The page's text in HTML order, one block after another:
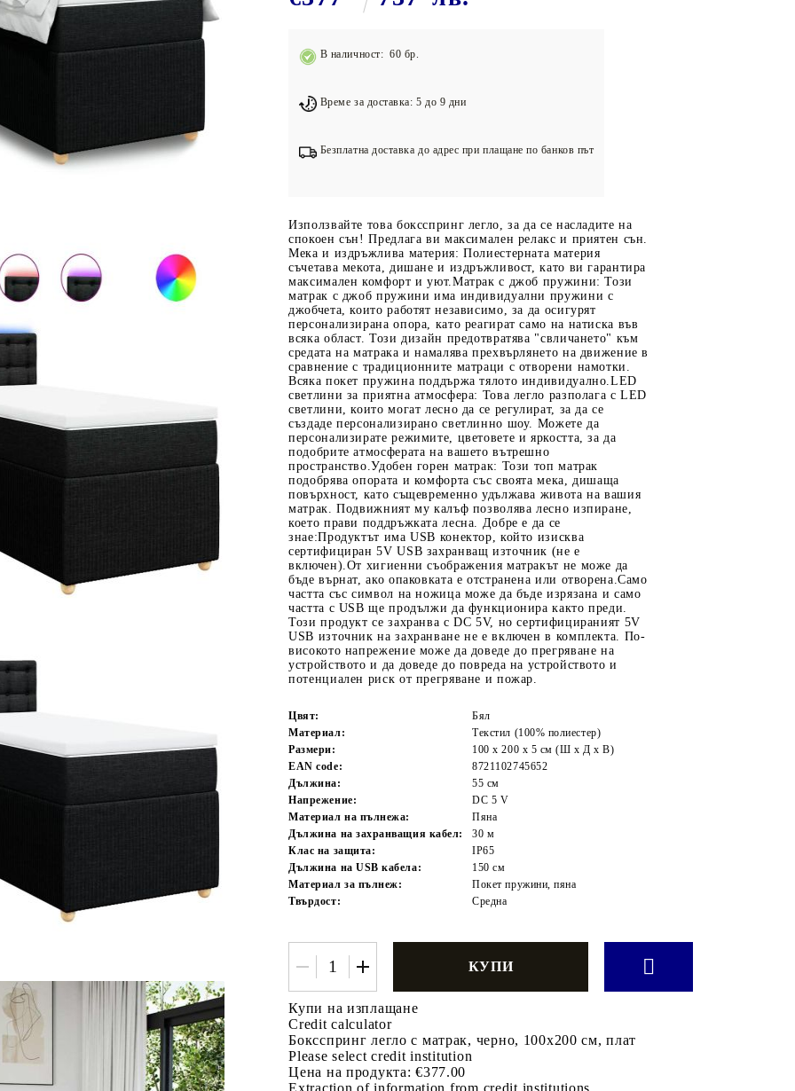
Подложки за фитнес уреди
Лостове за набиране
Tweet
В наличност: 60 бр.
Време за доставка: 5 до 9 дни
Безплатна доставка до адрес при плащане по банков път
Използвайте това боксспринг легло, за да се насладите на
спокоен сън! Предлага ви максимален релакс и приятен сън.
Мека и издръжлива материя: Полиестерната материя
съчетава мекота, дишане и издръжливост, като ви гарантира
максимален комфорт и уют.Матрак с джоб пружини: Този
матрак с джоб пружини има индивидуални пружини с
джобчета, които работят независимо, за да осигурят
персонализирана опора, като реагират само на натиска във
всяка област. Този дизайн предотвратява "свличането" към
средата на матрака и намалява прехвърлянето на движение в
сравнение с традиционните матраци с отворени намотки.
Всяка покет пружина поддържа тялото индивидуално.LED
светлини за приятна атмосфера: Това легло разполага с LED
светлини, които могат лесно да се регулират, за да се
създаде персонализирано светлинно шоу. Можете да
персонализирате режимите, цветовете и яркостта, за да
подобрите атмосферата на вашето вътрешно
пространство.Удобен горен матрак: Този топ матрак
подобрява опората и комфорта със своята мека, дишаща
повърхност, като същевременно удължава живота на вашия
матрак. Подвижният му калъф позволява лесно изпиране,
което прави поддръжката лесна. Добре е да се
знае:Продуктът има USB конектор, който изисква
сертифициран 5V USB захранващ източник (не е
включен).От хигиенни съображения матракът не може да
бъде върнат, ако опаковката е отстранена или отворена.Само
частта със символ на ножица може да бъде изрязана и само
частта с USB ще продължи да функционира както преди.
Този продукт се захранва с DC 5V, но сертифицираният 5V
USB източник на захранване не е включен в комплекта. По-
високото напрежение може да доведе до прегряване на
устройството и да доведе до повреда на устройството и
потенциален риск от прегряване и пожар.
Цвят:
Бял
Материал:
Текстил (100% полиестер)
Размери:
100 x 200 x 5 см (Ш x Д x В)
EAN code:
8721102745652
Дължина:
55 см
Напрежение:
DC 5 V
Материал на пълнежа:
Пяна
Дължина на захранващия кабел:
30 м
Клас на защита:
IP65
Дължина на USB кабела:
150 см
Материал за пълнеж:
Покет пружини, пяна
Твърдост:
Средна
Купи на изплащане
Credit calculator
Боксспринг легло с матрак, черно, 100x200 см, плат
Please select credit institution
Цена на продукта: €377.00
Extraction of information from credit institutions